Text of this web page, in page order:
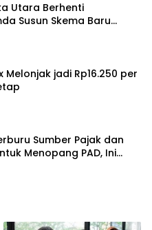
Utara Berhenti
Susun Skema Baru
jadi Rp16.250 per
Sumber Pajak dan
Menopang PAD, Ini